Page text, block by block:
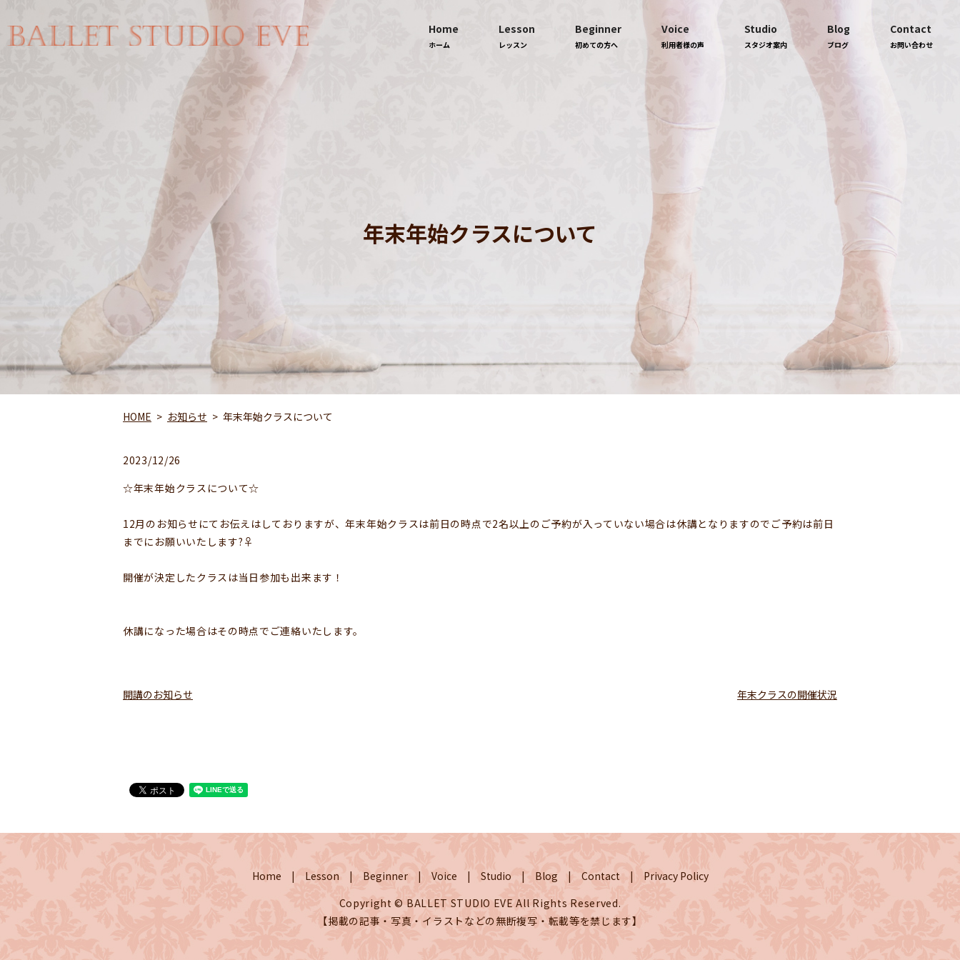
Home
ホーム
Lesson
レッスン
Beginner
初めての方へ
Voice
利用者様の声
Studio
スタジオ案内
Blog
ブログ
Contact
お問い合わせ
年末年始クラスについて
HOME お知らせ 年末年始クラスについて
2023/12/26
☆年末年始クラスについて☆
12月のお知らせにてお伝えはしておりますが、年末年始クラスは前日の時点で2名以上のご予約が入っていない場合は休講となりますのでご予約は前日
までにお願いいたします?‍♀️
開催が決定したクラスは当日参加も出来ます！
休講になった場合はその時点でご連絡いたします。
開講のお知らせ 年末クラスの開催状況
Home Lesson Beginner Voice Studio Blog Contact
Privacy Policy
Copyright © BALLET STUDIO EVE All Rights Reserved.
【掲載の記事・写真・イラストなどの無断複写・転載等を禁じます】